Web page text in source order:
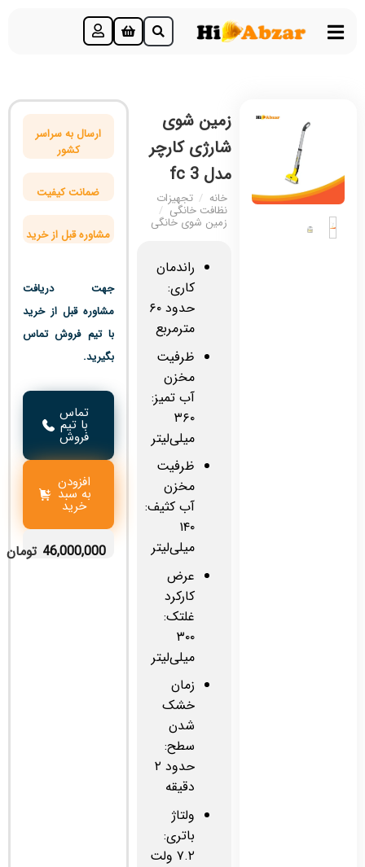
زمین شوی
شارژی کارچر
مدل fc 3
خانه / تجهیزات
نظافت خانگی /
زمین شوی خانگی
راندمان
کاری:
حدود ۶۰
مترمربع
ظرفیت
مخزن
آب تمیز:
۳۶۰
میلی‌لیتر
ظرفیت
مخزن
آب کثیف:
۱۴۰
میلی‌لیتر
عرض
کارکرد
غلتک:
۳۰۰
میلی‌لیتر
زمان
خشک
شدن
سطح:
حدود ۲
دقیقه
ولتاژ
باتری:
۷.۲ ولت
ارسال به سراسر
کشور
ضمانت کیفیت
مشاوره قبل از خرید
جهت دریافت
مشاوره قبل از خرید
با تیم فروش تماس
بگیرید.
تماس
با تیم
فروش
افزودن
به سبد
خرید
46,000,000 تومان